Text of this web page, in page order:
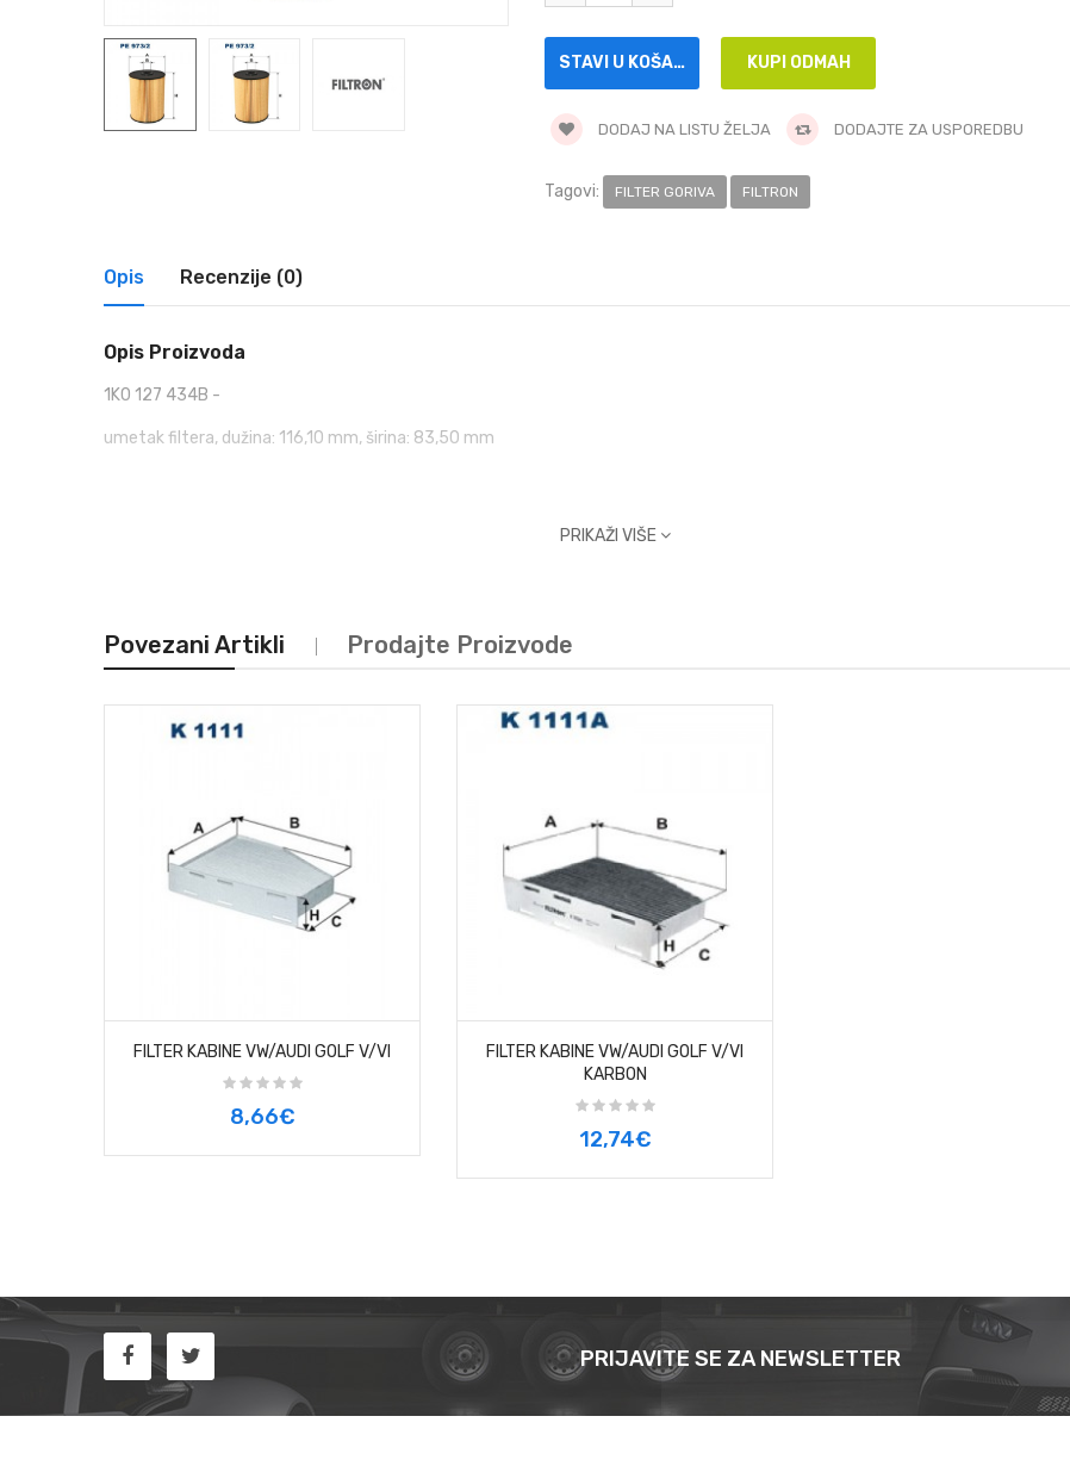
DODAJ NA LISTU ŽELJA DODAJTE ZA USPOREDBU
Tagovi: FILTER GORIVA FILTRON
Opis Recenzije (0)
Opis Proizvoda
1K0 127 434B -
umetak filtera, dužina: 116,10 mm, širina: 83,50 mm
PRIKAŽI VIŠE
Povezani Artikli Prodajte Proizvode
FILTER KABINE VW/AUDI GOLF V/VI
8,66€
FILTER KABINE VW/AUDI GOLF V/VI
KARBON
12,74€
PRIJAVITE SE ZA NEWSLETTER